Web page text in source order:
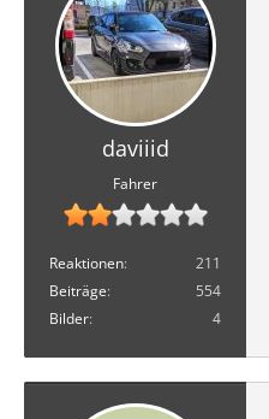
daviiid
Fahrer
Reaktionen
211
Beiträge
554
Bilder
4